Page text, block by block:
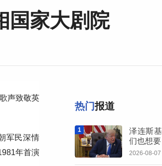
国家大剧院
声致敬英
军民深情
年首演
热门报道
1
泽连斯
们也想要
2026-08-07